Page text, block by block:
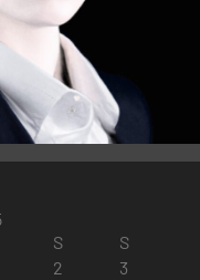
S
S
2
3